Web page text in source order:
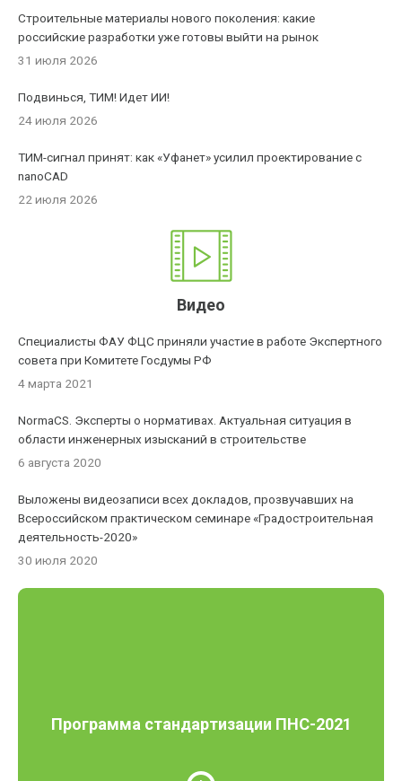
Строительные материалы нового поколения: какие
российские разработки уже готовы выйти на рынок
31 июля 2026
Подвинься, ТИМ! Идет ИИ!
24 июля 2026
ТИМ-сигнал принят: как «Уфанет» усилил проектирование с
nanoCAD
22 июля 2026
Видео
Специалисты ФАУ ФЦС приняли участие в работе Экспертного
совета при Комитете Госдумы РФ
4 марта 2021
NormaCS. Эксперты о нормативах. Актуальная ситуация в
области инженерных изысканий в строительстве
6 августа 2020
Выложены видеозаписи всех докладов, прозвучавших на
Всероссийском практическом семинаре «Градостроительная
деятельность-2020»
30 июля 2020
Программа стандартизации ПНС-2021